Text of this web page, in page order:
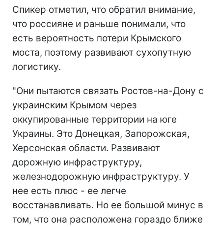
Спикер отметил, что обратил внимание,
что россияне и раньше понимали, что
есть вероятность потери Крымского
моста, поэтому развивают сухопутную
логистику.
"Они пытаются связать Ростов-на-Дону с
украинским Крымом через
оккупированные территории на юге
Украины. Это Донецкая, Запорожская,
Херсонская области. Развивают
дорожную инфраструктуру,
железнодорожную инфраструктуру. У
нее есть плюс - ее легче
восстанавливать. Но ее большой минус в
том, что она расположена гораздо ближе